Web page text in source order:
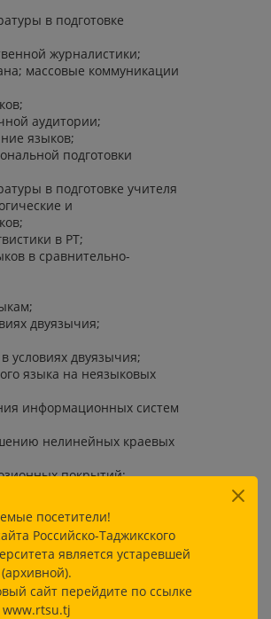
в подготовке
журналистики;
массовые коммуникации
аудитории;
языков;
подготовки
в подготовке учителя
и
в РТ;
в сравнительно-
двуязычия;
условиях двуязычия;
языка на неязыковых
информационных систем
нелинейных краевых
покрытий;
и аудита в РТ;
экономики и
Таджикистана и России;
пространства в
посетители!
Российско-Таджикского
является устаревшей
(архивной).
сайт перейдите по ссылке
www.rtsu.tj